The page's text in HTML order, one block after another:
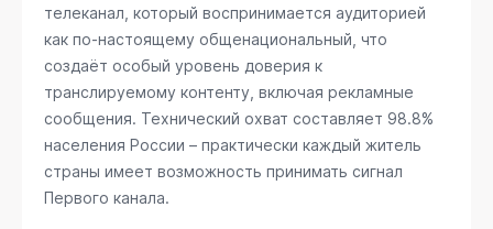
телеканал, который воспринимается аудиторией
как по-настоящему общенациональный, что
создаёт особый уровень доверия к
транслируемому контенту, включая рекламные
сообщения. Технический охват составляет 98.8%
населения России – практически каждый житель
страны имеет возможность принимать сигнал
Первого канала.